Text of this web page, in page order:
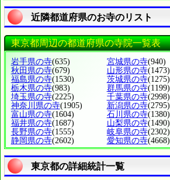
近隣都道府県のお寺のリスト
東京都周辺の都道府県の寺院一覧表
岩手県の寺(635) 宮城県の寺(940)
秋田県の寺(679) 山形県の寺(1473)
福島県の寺(1530) 茨城県の寺(1275)
栃木県の寺(983) 群馬県の寺(1199)
埼玉県の寺(2225) 千葉県の寺(2998)
神奈川県の寺(1905) 新潟県の寺(2795)
富山県の寺(1604) 石川県の寺(1380)
福井県の寺(1687) 山梨県の寺(1490)
長野県の寺(1555) 岐阜県の寺(2302)
静岡県の寺(2602) 愛知県の寺(4668)
東京都の詳細統計一覧